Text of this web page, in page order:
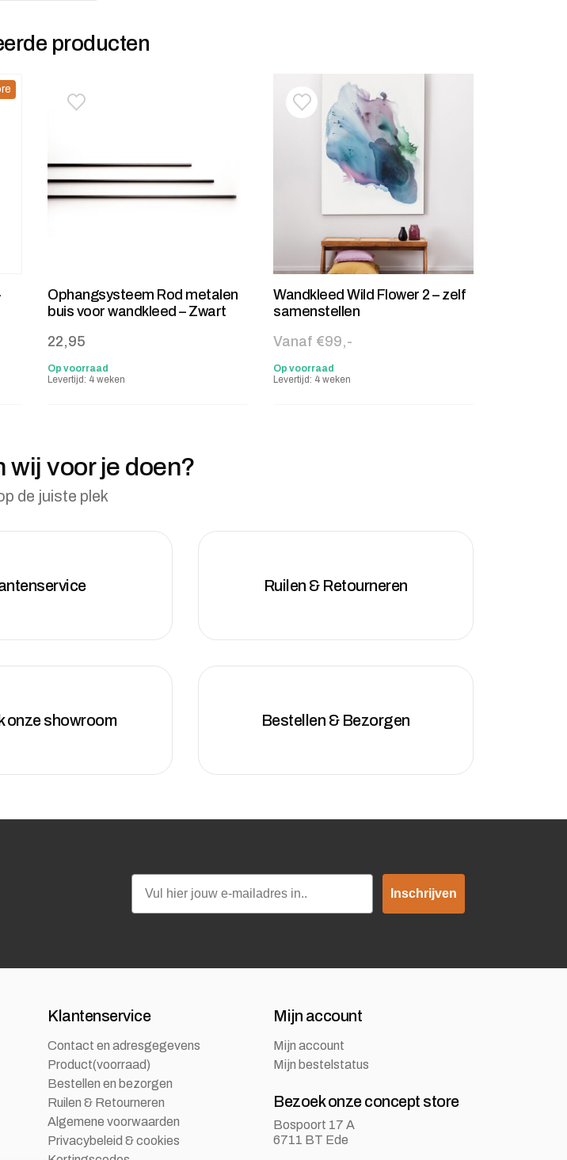
producten
Toevoegen aan verlanglijstje
Verwijderen van verlanglijst
Ophangsysteem Rod metalen
buis voor wandkleed – Zwart
22,95
Op voorraad
Levertijd: 4 weken
Toevoegen aan verlanglijstje
Verwijderen van verlanglijst
Wandkleed Wild Flower 2 – zelf
samenstellen
Vanaf €99,-
Op voorraad
Levertijd: 4 weken
wij voor je doen?
de juiste plek
Ruilen & Retourneren
onze showroom Bestellen & Bezorgen
Email
Inschrijven
Klantenservice
Contact en adresgegevens
Product(voorraad)
Bestellen en bezorgen
Ruilen & Retourneren
Algemene voorwaarden
Privacybeleid & cookies
Mijn account
Mijn account
Mijn bestelstatus
Bezoek onze concept store
Bospoort 17 A
6711 BT Ede